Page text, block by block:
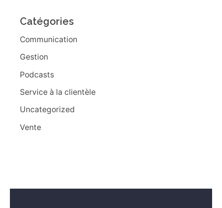
Catégories
Communication
Gestion
Podcasts
Service à la clientèle
Uncategorized
Vente